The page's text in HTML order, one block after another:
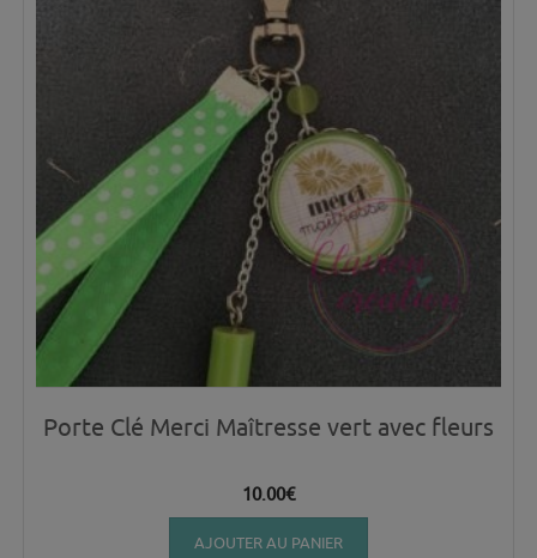
Porte Clé Merci Maîtresse vert avec fleurs
10.00€
AJOUTER AU PANIER